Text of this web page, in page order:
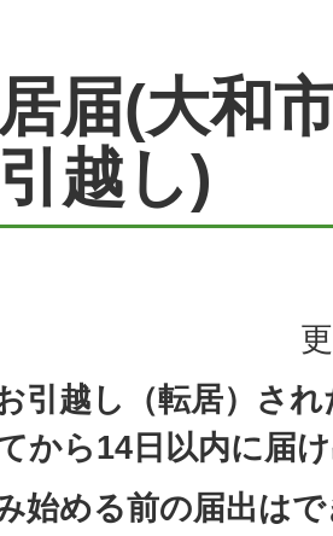
届(大和
越し)
引越し（転居）さ
から14日以内に届
始める前の届出は